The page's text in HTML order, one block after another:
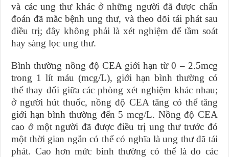
và các ung thư khác ở những người đã được chẩn
đoán đã mắc bệnh ung thư, và theo dõi tái phát sau
điều trị; đây không phải là xét nghiệm để tầm soát
hay sàng lọc ung thư.
Bình thường nồng độ CEA giới hạn từ 0 – 2.5mcg
trong 1 lít máu (mcg/L), giới hạn bình thường có
thể thay đổi giữa các phòng xét nghiệm khác nhau;
ở người hút thuốc, nồng độ CEA tăng có thể tăng
giới hạn bình thường đến 5 mcg/L. Nồng độ CEA
cao ở một người đã được điều trị ung thư trước đó
một thời gian ngắn có thể có nghĩa là ung thư đã tái
phát. Cao hơn mức bình thường có thể là do các